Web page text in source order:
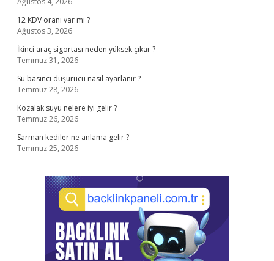
12 KDV oranı var mı ?
Ağustos 3, 2026
İkinci araç sigortası neden yüksek çıkar ?
Temmuz 31, 2026
Su basıncı düşürücü nasıl ayarlanır ?
Temmuz 28, 2026
Kozalak suyu nelere iyi gelir ?
Temmuz 26, 2026
Sarman kediler ne anlama gelir ?
Temmuz 25, 2026